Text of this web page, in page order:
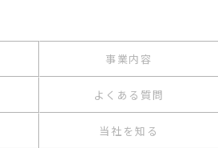
事業内容
よくある質問
当社を知る